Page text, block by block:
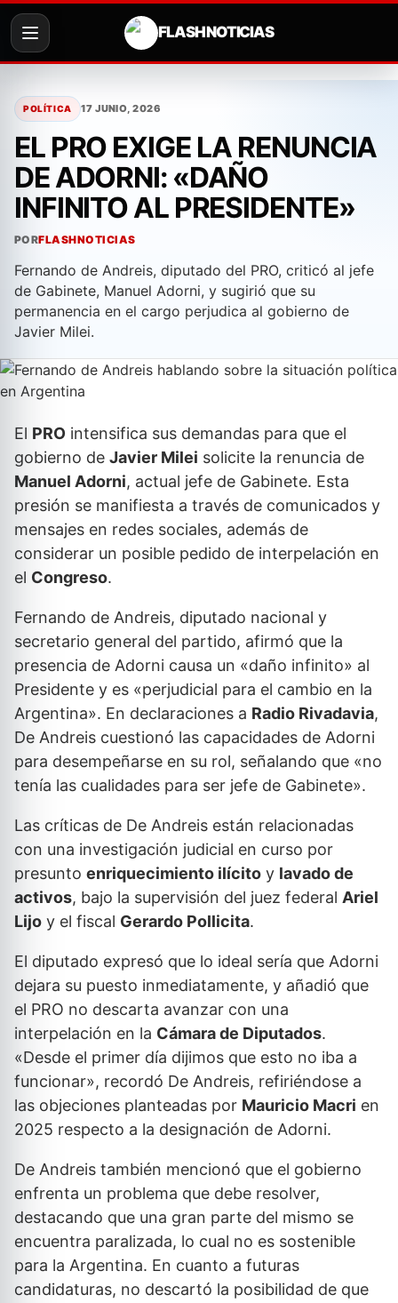
contenido
FLASH NOTICIAS
POLÍTICA 17 JUNIO, 2026
EL PRO EXIGE LA RENUNCIA
DE ADORNI: «DAÑO
INFINITO AL PRESIDENTE»
PORFLASHNOTICIAS
Fernando de Andreis, diputado del PRO, criticó al jefe
de Gabinete, Manuel Adorni, y sugirió que su
permanencia en el cargo perjudica al gobierno de
Javier Milei.
El PRO intensifica sus demandas para que el
gobierno de Javier Milei solicite la renuncia de
Manuel Adorni, actual jefe de Gabinete. Esta
presión se manifiesta a través de comunicados y
mensajes en redes sociales, además de
considerar un posible pedido de interpelación en
el Congreso.
Fernando de Andreis, diputado nacional y
secretario general del partido, afirmó que la
presencia de Adorni causa un «daño infinito» al
Presidente y es «perjudicial para el cambio en la
Argentina». En declaraciones a Radio Rivadavia,
De Andreis cuestionó las capacidades de Adorni
para desempeñarse en su rol, señalando que «no
tenía las cualidades para ser jefe de Gabinete».
Las críticas de De Andreis están relacionadas
con una investigación judicial en curso por
presunto enriquecimiento ilícito y lavado de
activos, bajo la supervisión del juez federal Ariel
Lijo y el fiscal Gerardo Pollicita.
El diputado expresó que lo ideal sería que Adorni
dejara su puesto inmediatamente, y añadió que
el PRO no descarta avanzar con una
interpelación en la Cámara de Diputados.
«Desde el primer día dijimos que esto no iba a
funcionar», recordó De Andreis, refiriéndose a
las objeciones planteadas por Mauricio Macri en
2025 respecto a la designación de Adorni.
De Andreis también mencionó que el gobierno
enfrenta un problema que debe resolver,
destacando que una gran parte del mismo se
encuentra paralizada, lo cual no es sostenible
para la Argentina. En cuanto a futuras
candidaturas, no descartó la posibilidad de que